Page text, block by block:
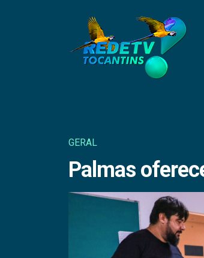
GERAL
Palmas